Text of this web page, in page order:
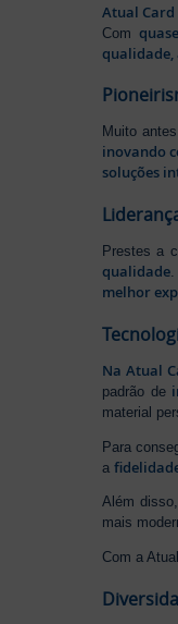
Atual
Com
qualidade,
Muito
inovando
soluções
Prestes a
qualidade
melhor
Na Atual
padrão de
material
Para
a
Além
mais
Com a